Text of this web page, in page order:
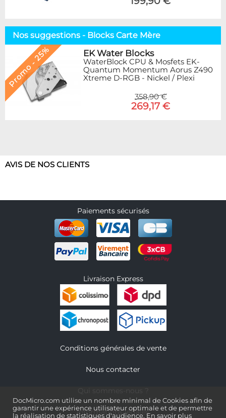
DocMicro.com utilise un nombre minimal de Cookies afin de
garantir une expérience utilisateur optimale et de permettre
la réalisation de statistiques d'audience. En savoir plus
Nos suggestions - Blocks Carte Mère
Promo - 25% EK Water Blocks
WaterBlock CPU & Mosfets EK-
Quantum Momentum Aorus Z490
Xtreme D-RGB - Nickel / Plexi
358,90 €
269,17 €
AVIS DE NOS CLIENTS
Paiements sécurisés
Livraison Express
Conditions générales de vente
Nous contacter
Informations légales